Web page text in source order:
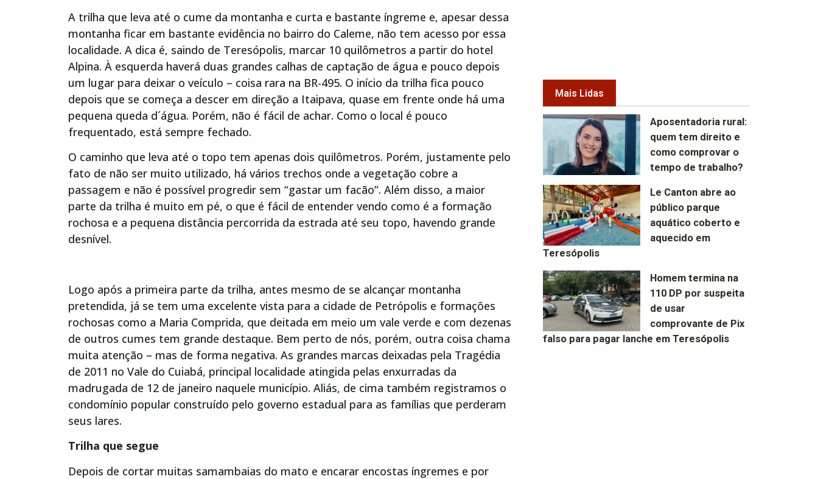
A trilha que leva até o cume da montanha e curta e bastante íngreme e, apesar dessa
montanha ficar em bastante evidência no bairro do Caleme, não tem acesso por essa
localidade. A dica é, saindo de Teresópolis, marcar 10 quilômetros a partir do hotel
Alpina. À esquerda haverá duas grandes calhas de captação de água e pouco depois
um lugar para deixar o veículo – coisa rara na BR-495. O início da trilha fica pouco
depois que se começa a descer em direção a Itaipava, quase em frente onde há uma
pequena queda d´água. Porém, não é fácil de achar. Como o local é pouco
frequentado, está sempre fechado.
O caminho que leva até o topo tem apenas dois quilômetros. Porém, justamente pelo
fato de não ser muito utilizado, há vários trechos onde a vegetação cobre a
passagem e não é possível progredir sem “gastar um facão”. Além disso, a maior
parte da trilha é muito em pé, o que é fácil de entender vendo como é a formação
rochosa e a pequena distância percorrida da estrada até seu topo, havendo grande
desnível.
Logo após a primeira parte da trilha, antes mesmo de se alcançar montanha
pretendida, já se tem uma excelente vista para a cidade de Petrópolis e formações
rochosas como a Maria Comprida, que deitada em meio um vale verde e com dezenas
de outros cumes tem grande destaque. Bem perto de nós, porém, outra coisa chama
muita atenção – mas de forma negativa. As grandes marcas deixadas pela Tragédia
de 2011 no Vale do Cuiabá, principal localidade atingida pelas enxurradas da
madrugada de 12 de janeiro naquele município. Aliás, de cima também registramos o
condomínio popular construído pelo governo estadual para as famílias que perderam
seus lares.
Trilha que segue
Depois de cortar muitas samambaias do mato e encarar encostas íngremes e por
Mais Lidas
Aposentadoria rural:
quem tem direito e
como comprovar o
tempo de trabalho?
Le Canton abre ao
público parque
aquático coberto e
aquecido em
Teresópolis
Homem termina na
110 DP por suspeita
de usar
comprovante de Pix
falso para pagar lanche em Teresópolis